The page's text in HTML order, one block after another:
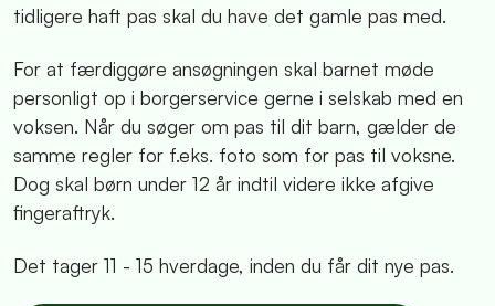
tidligere haft pas skal du have det gamle pas med.
For at færdiggøre ansøgningen skal barnet møde
personligt op i borgerservice gerne i selskab med en
voksen. Når du søger om pas til dit barn, gælder de
samme regler for f.eks. foto som for pas til voksne.
Dog skal børn under 12 år indtil videre ikke afgive
fingeraftryk.
Det tager 11 - 15 hverdage, inden du får dit nye pas.